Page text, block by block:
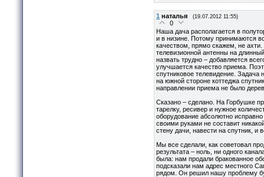
1 наталья (19.07.2012 11:55)
0
Наша дача располагается в
и в низине. Потому принимаются
качеством, прямо скажем, не
телевизионной антенны на
назвать трудно – добавляется
улучшается качество приема.
спутниковое телевидение. Задача
на южной стороне коттеджа
направлении приема не было
Сказано – сделано. На Горбушке
тарелку, ресивер и нужное
оборудование абсолютно
своими руками не составит
стену дачи, навести на спутник, и
Мы все сделали, как советовал
результата – ноль, ни одного
была: нам продали бракованное
подсказали нам адрес местного
рядом. Он решил нашу проблему